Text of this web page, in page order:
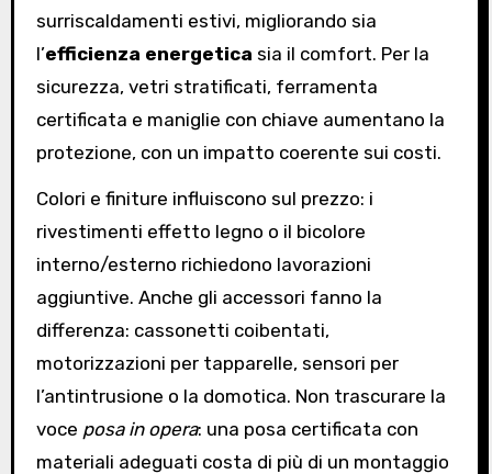
surriscaldamenti estivi, migliorando sia
l’efficienza energetica sia il comfort. Per la
sicurezza, vetri stratificati, ferramenta
certificata e maniglie con chiave aumentano la
protezione, con un impatto coerente sui costi.
Colori e finiture influiscono sul prezzo: i
rivestimenti effetto legno o il bicolore
interno/esterno richiedono lavorazioni
aggiuntive. Anche gli accessori fanno la
differenza: cassonetti coibentati,
motorizzazioni per tapparelle, sensori per
l’antintrusione o la domotica. Non trascurare la
voce posa in opera: una posa certificata con
materiali adeguati costa di più di un montaggio